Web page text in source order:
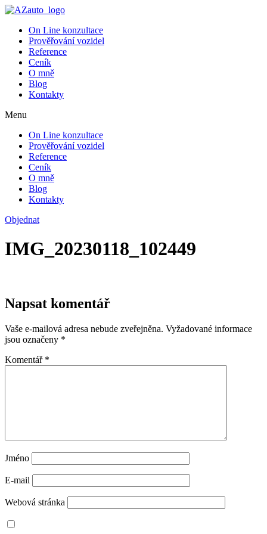
On Line konzultace
Prověřování vozidel
Reference
Ceník
O mně
Blog
Kontakty
Menu
On Line konzultace
Prověřování vozidel
Reference
Ceník
O mně
Blog
Kontakty
Objednat
IMG_20230118_102449
Napsat komentář
Vaše e-mailová adresa nebude zveřejněna. Vyžadované informace
jsou označeny *
Komentář *
Jméno
E-mail
Webová stránka